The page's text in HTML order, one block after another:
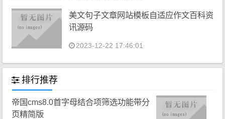
美文句子文章网站模板自适应作文百科资
讯源码
2023-12-22 17:46:01
排行推荐
帝国cms8.0首字母结合项筛选功能带分
页精简版